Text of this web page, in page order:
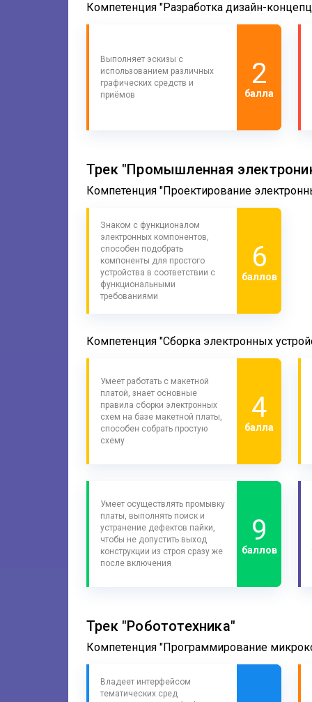
Компетенция "Разработка дизайн-
Выполняет эскизы с
использованием различных
графических средств и
приёмов
2
балла
Трек "Промышленная
Компетенция "Проектирование
Знаком с функционалом
электронных компонентов,
способен подобрать
компоненты для простого
устройства в соответствии с
функциональными
требованиями
6
баллов
Компетенция "Сборка электронных
Умеет работать с макетной
платой, знает основные
правила сборки электронных
схем на базе макетной платы,
способен собрать простую
схему
4
балла
Умеет осуществлять промывку
платы, выполнять поиск и
устранение дефектов пайки,
чтобы не допустить выход
конструкции из строя сразу же
после включения
9
баллов
Трек "Робототехника"
Компетенция "Программирование
Владеет интерфейсом
тематических сред